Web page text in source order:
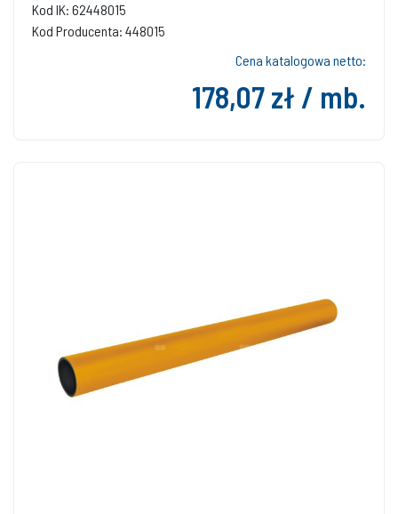
Kod IK: 62448015
Kod Producenta: 448015
Cena katalogowa netto:
178,07 zł / mb.